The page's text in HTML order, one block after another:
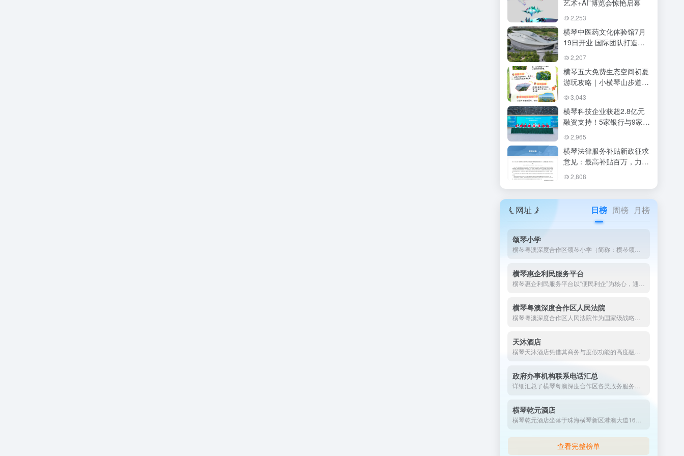
艺术+AI”博览会惊艳启幕
2,253
横琴中医药文化体验馆7月
19日开业 国际团队打造沉
浸式中医药奇幻世界
2,207
横琴五大免费生态空间初夏
游玩攻略｜小横琴山步道
+花海长廊+湿地公园，0元
打卡山海之城！
3,043
横琴科技企业获超2.8亿元
融资支持！5家银行与9家企
业达成合作
2,965
横琴法律服务补贴新政征求
意见：最高补贴百万，力推
非诉解纷与涉澳涉外业务
2,808
网址 日榜 周榜 月榜
颂琴小学
横琴惠企利民服务平台
横琴粤澳深度合作区人民法院
天沐酒店
政府办事机构联系电话汇总
横琴乾元酒店
查看完整榜单